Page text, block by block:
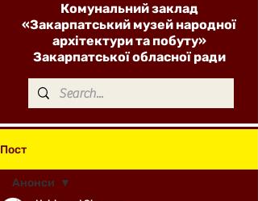
Комунальний заклад
«Закарпатський музей народної
архітектури та побуту»
Закарпатської обласної ради
Пост
Анонси